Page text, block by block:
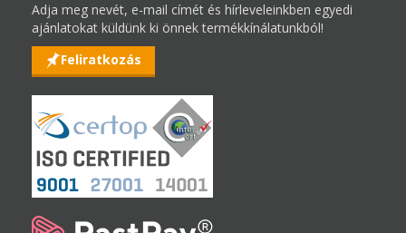
Adja meg nevét, e-mail címét és hírleveleinkben egyedi
ajánlatokat küldünk ki önnek termékkínálatunkból!
Feliratkozás